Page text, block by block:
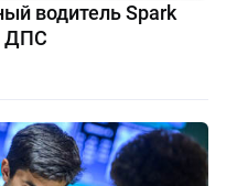
водитель Spark
ДПС